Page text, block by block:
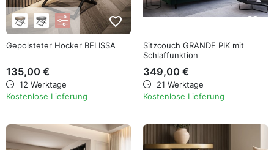
favorite_border
Gepolsteter Hocker BELISSA
135,00 €
12 Werktage
Kostenlose Lieferung
favorite_border
Sitzcouch GRANDE PIK mit
Schlaffunktion
349,00 €
21 Werktage
Kostenlose Lieferung